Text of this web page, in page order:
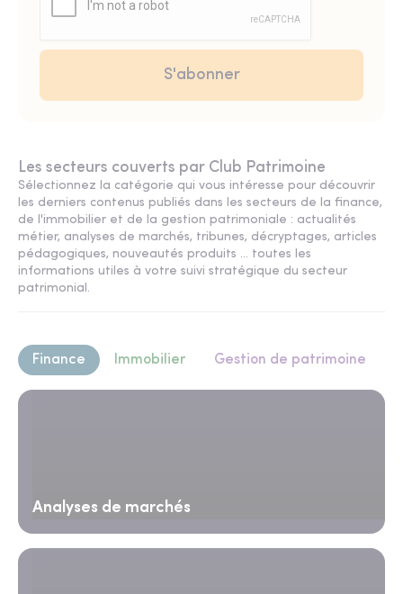
Les secteurs couverts par Club Patrimoine
Sélectionnez la catégorie qui vous intéresse pour découvrir
les derniers contenus publiés dans les secteurs de la finance,
de l'immobilier et de la gestion patrimoniale : actualités
métier, analyses de marchés, tribunes, décryptages, articles
pédagogiques, nouveautés produits ... toutes les
informations utiles à votre suivi stratégique du secteur
patrimonial.
Finance Immobilier Gestion de patrimoine
Analyses de marchés